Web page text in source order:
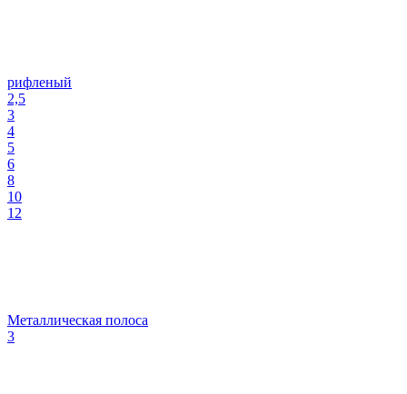
рифленый
2,5
3
4
5
6
8
10
12
Металлическая полоса
3